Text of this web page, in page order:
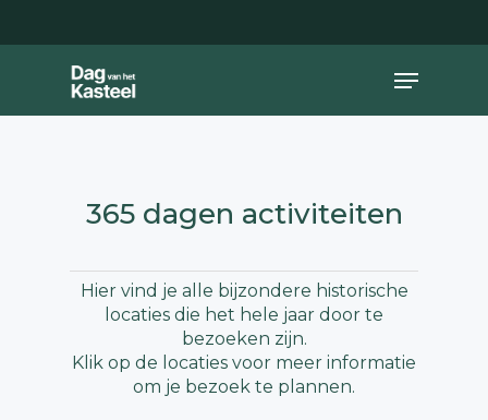
Menu
365 dagen activiteiten
Hier vind je alle bijzondere historische
locaties die het hele jaar door te
bezoeken zijn.
Klik op de locaties voor meer informatie
om je bezoek te plannen.